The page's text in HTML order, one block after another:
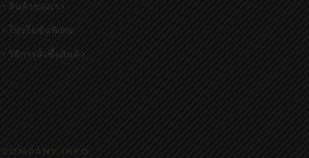
• สินค้าของเรา
• โปรโมชั่นพิเศษ
• วิธีการสั่งซื้อสินค้า
COMPANY INFO